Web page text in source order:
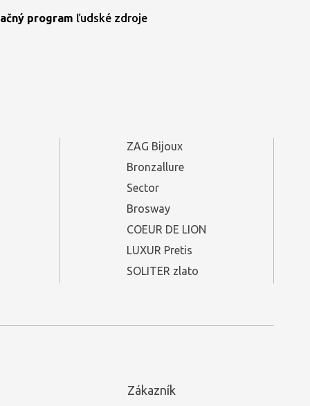
program ľudské zdroje
ZAG Bijoux
Bronzallure
Sector
Brosway
COEUR DE LION
LUXUR Pretis
SOLITER zlato
Zákazník